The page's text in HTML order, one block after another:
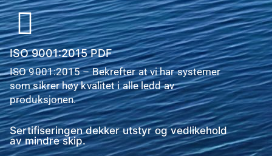
ISO 9001:2015 PDF
ISO 9001:2015 – Bekrefter at vi har systemer
som sikrer høy kvalitet i alle ledd av
produksjonen.
Sertifiseringen dekker utstyr og vedlikehold
av mindre skip.